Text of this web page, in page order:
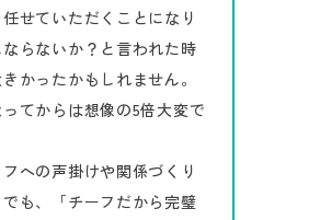
せていただくことになり
らないか？と言われた時
かったかもしれません。
てからは想像の5倍大変で
への声掛けや関係づくり
も、「チーフだから完璧